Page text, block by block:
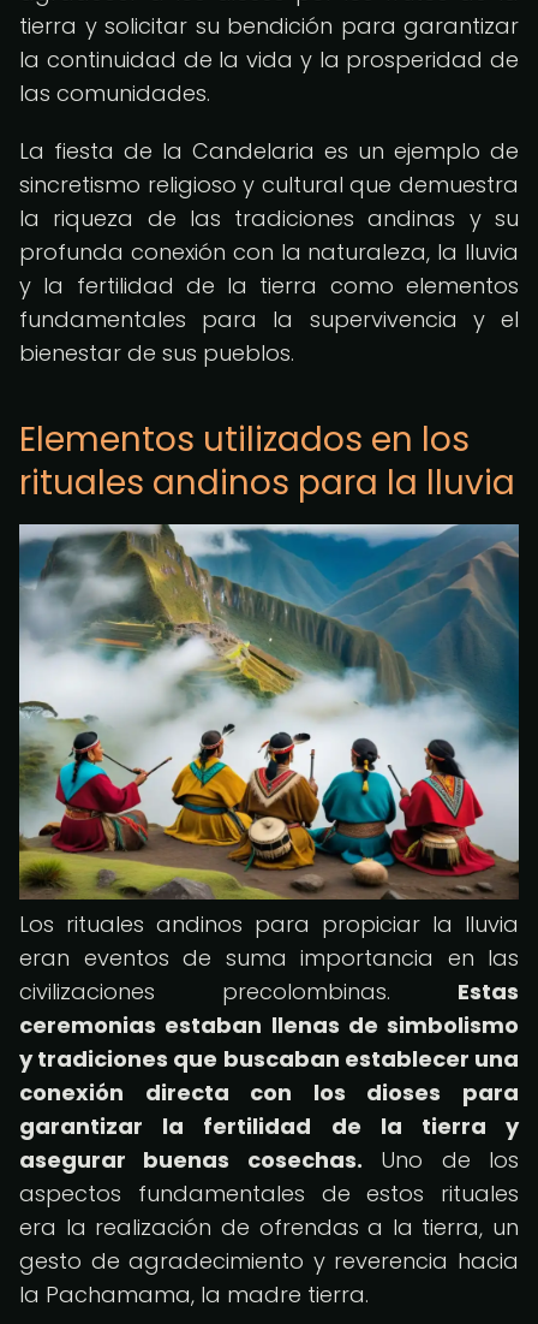
tierra y solicitar su bendición para garantizar
la continuidad de la vida y la prosperidad de
las comunidades.
La fiesta de la Candelaria es un ejemplo de
sincretismo religioso y cultural que demuestra
la riqueza de las tradiciones andinas y su
profunda conexión con la naturaleza, la lluvia
y la fertilidad de la tierra como elementos
fundamentales para la supervivencia y el
bienestar de sus pueblos.
Elementos utilizados en los
rituales andinos para la lluvia
Los rituales andinos para propiciar la lluvia
eran eventos de suma importancia en las
civilizaciones precolombinas. Estas
ceremonias estaban llenas de simbolismo
y tradiciones que buscaban establecer una
conexión directa con los dioses para
garantizar la fertilidad de la tierra y
asegurar buenas cosechas. Uno de los
aspectos fundamentales de estos rituales
era la realización de ofrendas a la tierra, un
gesto de agradecimiento y reverencia hacia
la Pachamama, la madre tierra.